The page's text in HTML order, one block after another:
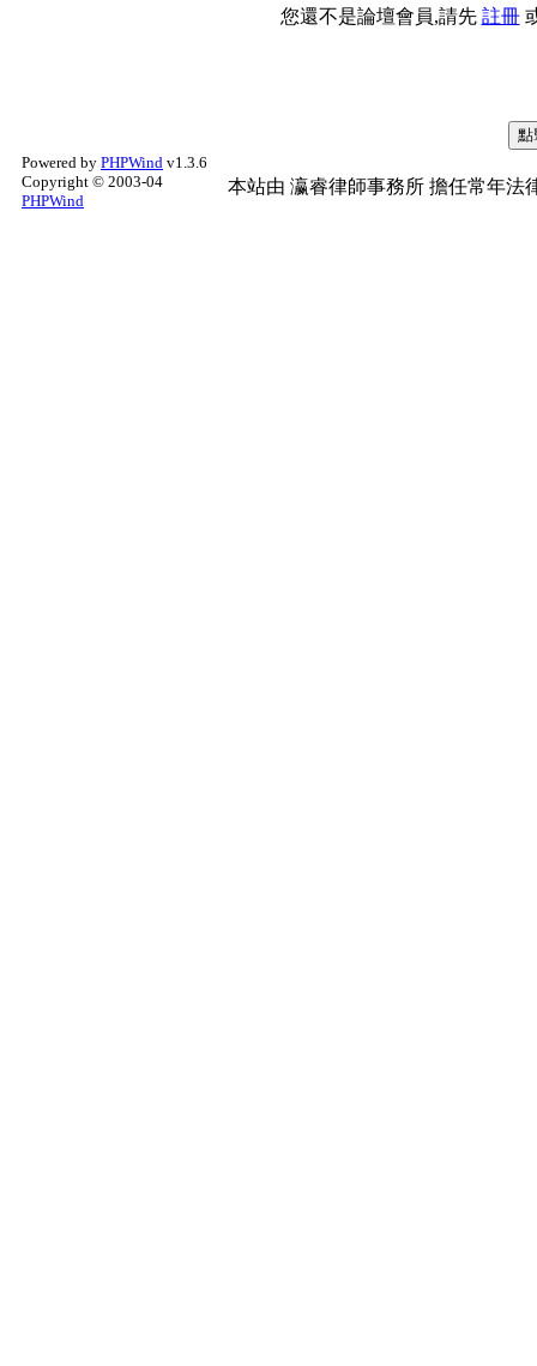
您還不是論壇會員,請先 註冊
Powered by PHPWind v1.3.6
Copyright © 2003-04
PHPWind
本站由 瀛睿律師事務所 擔任常年法